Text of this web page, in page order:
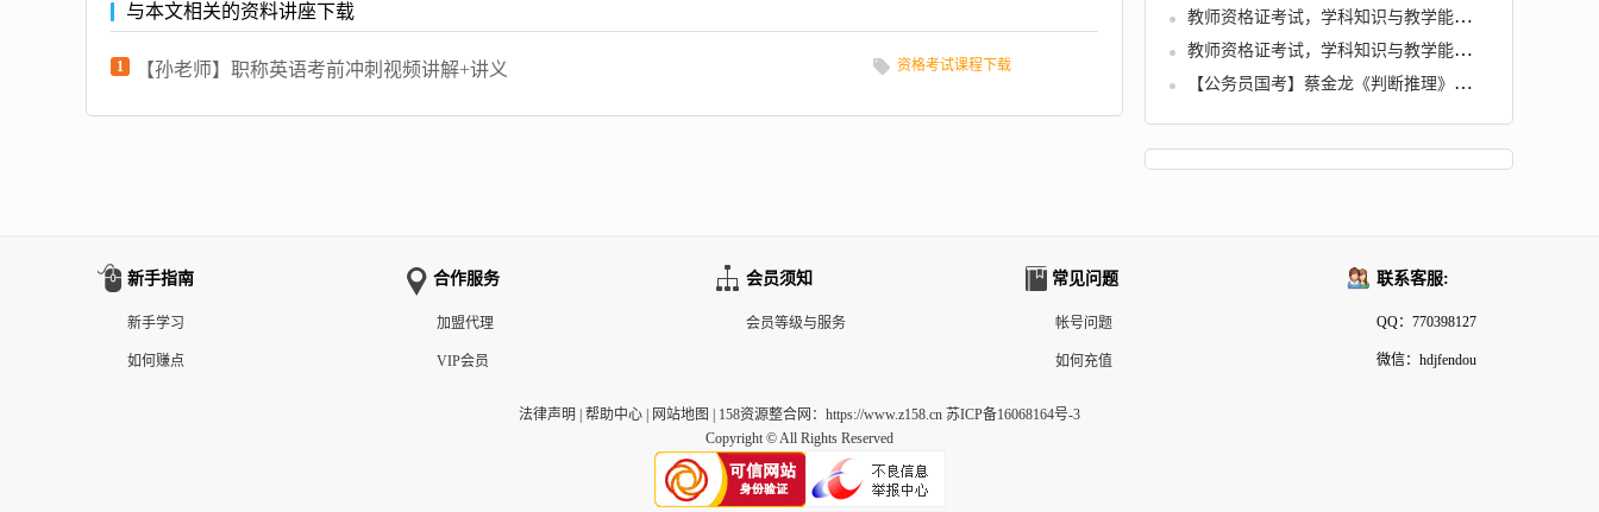
与本文相关的资料讲座下载
1 【孙老师】职称英语考前冲刺视频讲解+讲义 资格考试课程下载
教师资格证考试，学科知识与教学能力 (初中历史)
教师资格证考试，学科知识与教学能力 (高中语文)
【公务员国考】蔡金龙《判断推理》冲刺班
新手指南
新手学习
如何赚点
合作服务
加盟代理
VIP会员
会员须知
会员等级与服务
常见问题
帐号问题
如何充值
联系客服:
QQ：770398127
微信：hdjfendou
法律声明 帮助中心 网站地图 158资源整合网 ：https://www.z158.cn 苏ICP备16068164号-3
Copyright © All Rights Reserved